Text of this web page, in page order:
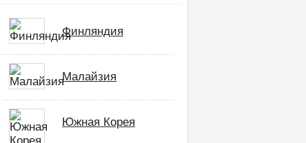
Финляндия
Малайзия
Южная Корея